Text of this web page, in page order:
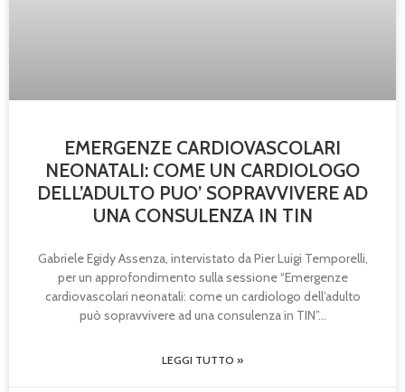
EMERGENZE CARDIOVASCOLARI
NEONATALI: COME UN CARDIOLOGO
DELL’ADULTO PUO’ SOPRAVVIVERE AD
UNA CONSULENZA IN TIN
Gabriele Egidy Assenza, intervistato da Pier Luigi Temporelli,
per un approfondimento sulla sessione “Emergenze
cardiovascolari neonatali: come un cardiologo dell’adulto
può sopravvivere ad una consulenza in TIN”
LEGGI TUTTO »